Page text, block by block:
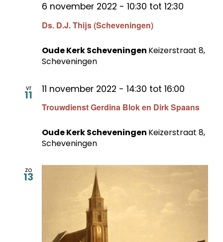
Ds. D.J. Thijs (Scheveningen)
6 november 2022 - 10:30 tot 12:30
Oude Kerk Scheveningen Keizerstraat 8,
Scheveningen
vr
11
Trouwdienst Gerdina Blok en Dirk Spaans
11 november 2022 - 14:30 tot 16:00
Oude Kerk Scheveningen Keizerstraat 8,
Scheveningen
zo
13